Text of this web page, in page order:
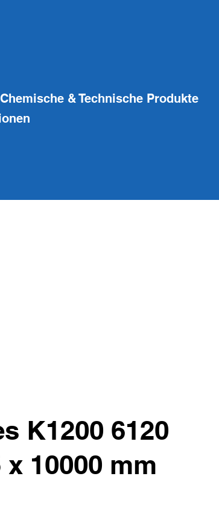
Chemische & Technische Produkte
K1200 6120
10000 mm